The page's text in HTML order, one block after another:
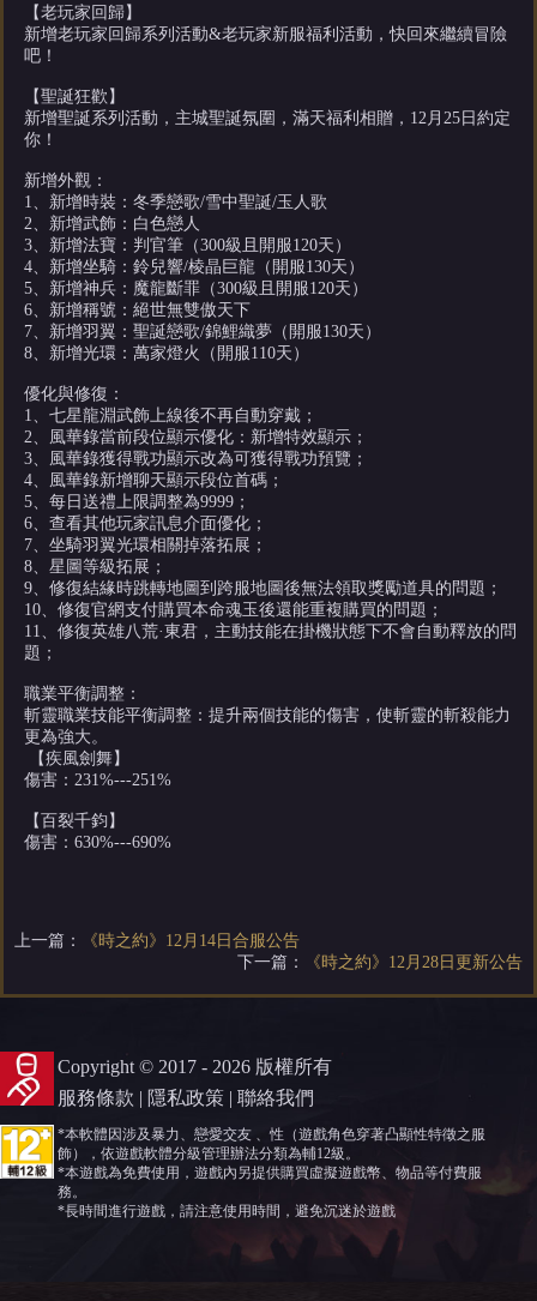
【老玩家回歸】
新增老玩家回歸系列活動&老玩家新服福利活動，快回來繼續冒險
吧！
【聖誕狂歡】
新增聖誕系列活動，主城聖誕氛圍，滿天福利相贈，12月25日約定
你！
新增外觀：
1、新增時裝：冬季戀歌/雪中聖誕/玉人歌
2、新增武飾：白色戀人
3、新增法寶：判官筆（300級且開服120天）
4、新增坐騎：鈴兒響/棱晶巨龍（開服130天）
5、新增神兵：魔龍斷罪（300級且開服120天）
6、新增稱號：絕世無雙傲天下
7、新增羽翼：聖誕戀歌/錦鯉織夢（開服130天）
8、新增光環：萬家燈火（開服110天）
優化與修復：
1、七星龍淵武飾上線後不再自動穿戴；
2、風華錄當前段位顯示優化：新增特效顯示；
3、風華錄獲得戰功顯示改為可獲得戰功預覽；
4、風華錄新增聊天顯示段位首碼；
5、每日送禮上限調整為9999；
6、查看其他玩家訊息介面優化；
7、坐騎羽翼光環相關掉落拓展；
8、星圖等級拓展；
9、修復結緣時跳轉地圖到跨服地圖後無法領取獎勵道具的問題；
10、修復官網支付購買本命魂玉後還能重複購買的問題；
11、修復英雄八荒·東君，主動技能在掛機狀態下不會自動釋放的問
題；
職業平衡調整：
斬靈職業技能平衡調整：提升兩個技能的傷害，使斬靈的斬殺能力
更為強大。
【疾風劍舞】
傷害：231%---251%
【百裂千鈞】
傷害：630%---690%
上一篇：
《時之約》12月14日合服公告
下一篇：
《時之約》12月28日更新公告
Copyright © 2017 - 2026 版權所有
服務條款 | 隱私政策 | 聯絡我們
*本軟體因涉及暴力、戀愛交友 、性（遊戲角色穿著凸顯性特徵之服
飾），依遊戲軟體分級管理辦法分類為輔12級。
*本遊戲為免費使用，遊戲內另提供購買虛擬遊戲幣、物品等付費服
務。
*長時間進行遊戲，請注意使用時間，避免沉迷於遊戲